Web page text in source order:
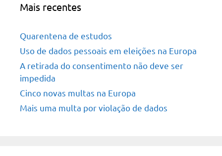
Mais recentes
Quarentena de estudos
Uso de dados pessoais em eleições na Europa
A retirada do consentimento não deve ser
impedida
Cinco novas multas na Europa
Mais uma multa por violação de dados